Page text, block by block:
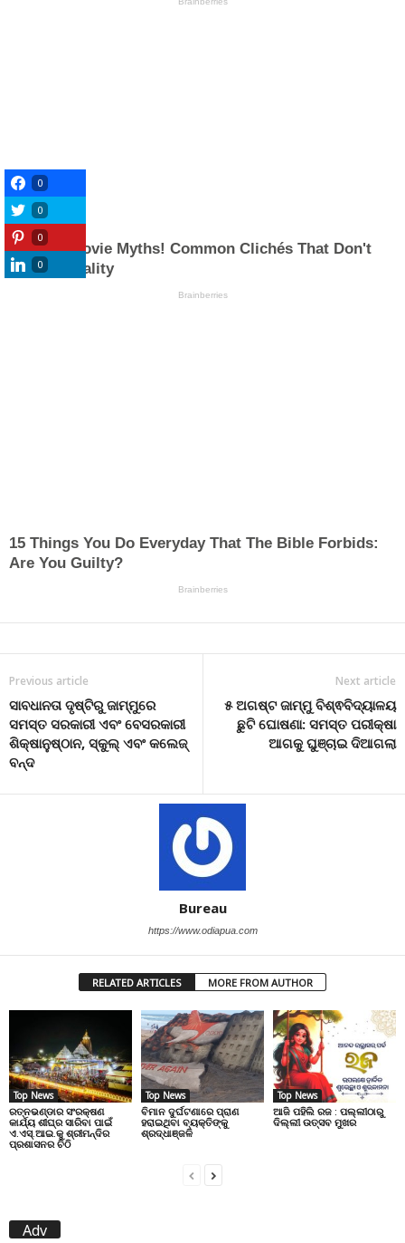
Previous article
ସାବଧାନତା ଦୃଷ୍ଟିରୁ ଜାମ୍ମୁରେ
ସମସ୍ତ ସରକାରୀ ଏବଂ ବେସରକାରୀ
ଶିକ୍ଷାନୁଷ୍ଠାନ, ସ୍କୁଲ୍ ଏବଂ କଲେଜ୍
ବନ୍ଦ
Next article
୫ ଅଗଷ୍ଟ ଜାମ୍ମୁ ବିଶ୍ଵବିଦ୍ୟାଳୟ
ଛୁଟି ଘୋଷଣା: ସମସ୍ତ ପରୀକ୍ଷା
ଆଗକୁ ଘୁଞ୍ଚାଇ ଦିଆଗଲା
Bureau
https://www.odiapua.com
RELATED ARTICLES MORE FROM AUTHOR
Top News
ରତ୍ନଭଣ୍ଡାର ସଂରକ୍ଷଣ
କାର୍ଯ୍ୟ ଶୀଘ୍ର ସାରିବା ପାଇଁ
ଏ.ଏସ୍.ଆଇ.କୁ ଶ୍ରୀମନ୍ଦିର
ପ୍ରଶାସନର ଚିଠି
Top News
ବିମାନ ଦୁର୍ଘଟଣାରେ ପ୍ରାଣ
ହରାଇଥିବା ବ୍ୟକ୍ତିଙ୍କୁ
ଶ୍ରଦ୍ଧାଞ୍ଜଳି
Top News
ଆଜି ପହିଲି ରଜ : ପଲ୍ଲୀଠାରୁ
ଦିଲ୍ଲୀ ଉତ୍ସବ ମୁଖର
Adv
0
0
0
0